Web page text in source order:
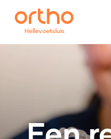
Hellevoetsluis